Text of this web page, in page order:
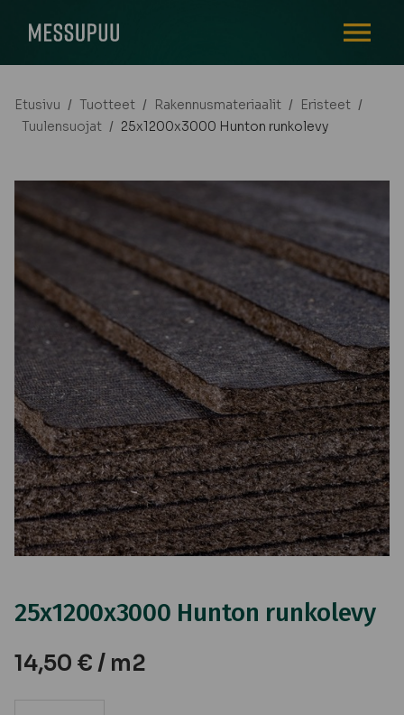
Etusivu / Tuotteet / Rakennusmateriaalit / Eristeet /
Tuulensuojat / 25x1200x3000 Hunton runkolevy
25x1200x3000 Hunton runkolevy
14,50 € / m2